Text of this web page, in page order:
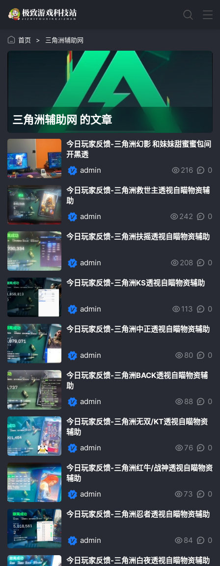
首页 > 三角洲辅助网
三角洲辅助网 的文章
今日玩家反馈-三角洲幻影 和妹妹甜蜜蜜包间
开黑透
admin
216 0
今日玩家反馈-三角洲救世主透视自瞄物资辅
助
admin
242 0
今日玩家反馈-三角洲扶摇透视自瞄物资辅助
admin 208 0
今日玩家反馈-三角洲KS透视自瞄物资辅助
admin 113 0
今日玩家反馈-三角洲中正透视自瞄物资辅助
admin 80 0
今日玩家反馈-三角洲BACK透视自瞄物资辅
助
admin
88 0
今日玩家反馈-三角洲无双/KT透视自瞄物资
辅助
admin
76 0
今日玩家反馈-三角洲红牛/战神透视自瞄物资
辅助
admin
73 0
今日玩家反馈-三角洲忍者透视自瞄物资辅助
admin 84 0
今日玩家反馈-三角洲白夜透视自瞄物资辅助